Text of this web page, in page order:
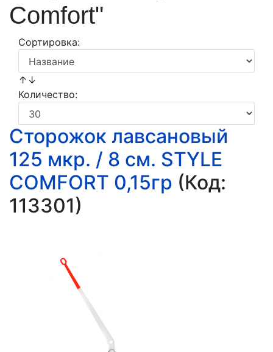
Comfort"
Сортировка:
↑↓
Количество:
Сторожок лавсановый
125 мкр. / 8 см. STYLE
COMFORT 0,15гр (Код:
113301)